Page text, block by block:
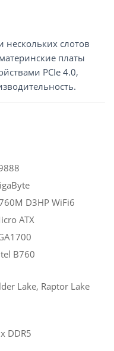
нескольких слотов
платы
PCIe 4.0,
D3HP WiFi6
ATX
B760
Lake, Raptor Lake
DDR5